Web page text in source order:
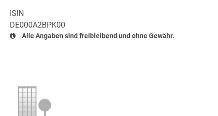
ISIN
DE000A2BPK00
Alle Angaben sind freibleibend und ohne Gewähr.